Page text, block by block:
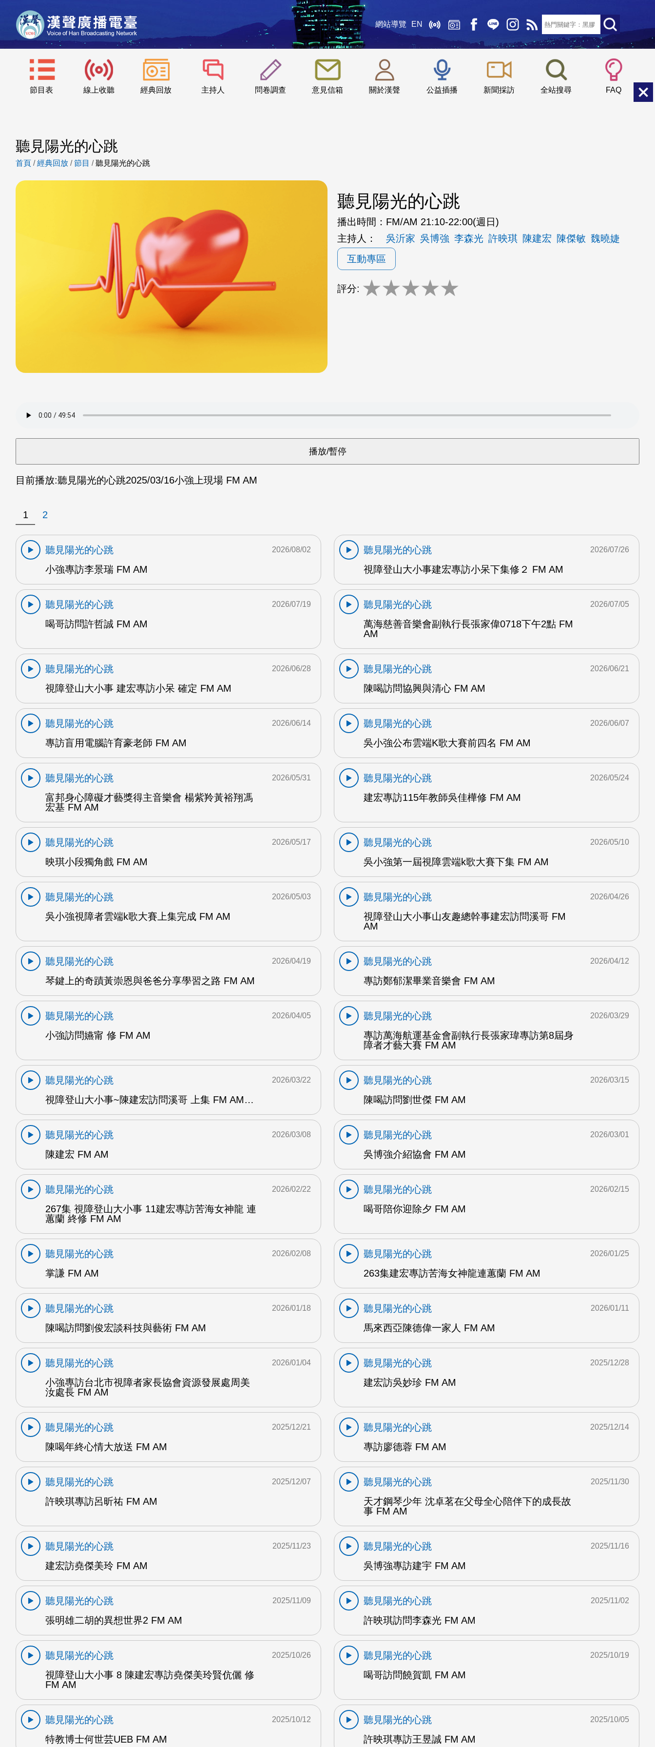
網站導覽 EN
節目表 線上收聽 經典回放 主持人 問卷調查 意見信箱 關於漢聲 公益插播 新聞採訪 全站搜尋 FAQ
::: 小 中
聽見陽光的心跳
首頁 /經典回放 /節目 /聽見陽光的心跳
聽見陽光的心跳
播出時間： FM/AM 21:10-22:00(週日)
主持人：
吳沂家 吳博強 李森光 許映琪 陳建宏 陳傑敏 魏曉婕
互動專區
評分: ★★★★★
目前播放:聽見陽光的心跳2025/03/16小強上現場 FM AM
1 2
聽見陽光的心跳
小強專訪李景瑞 FM AM
2026/08/02
聽見陽光的心跳
視障登山大小事建宏專訪小呆下集修２ FM AM
2026/07/26
聽見陽光的心跳
喝哥訪問許哲誠 FM AM
2026/07/19
聽見陽光的心跳
萬海慈善音樂會副執行長張家偉0718下午2點 FM
AM
2026/07/05
聽見陽光的心跳
視障登山大小事 建宏專訪小呆 確定 FM AM
2026/06/28
聽見陽光的心跳
陳喝訪問協興與清心 FM AM
2026/06/21
聽見陽光的心跳
專訪盲用電腦許育豪老師 FM AM
2026/06/14
聽見陽光的心跳
吳小強公布雲端K歌大賽前四名 FM AM
2026/06/07
聽見陽光的心跳
富邦身心障礙才藝獎得主音樂會 楊紫羚黃裕翔馮
宏基 FM AM
2026/05/31
聽見陽光的心跳
建宏專訪115年教師吳佳樺修 FM AM
2026/05/24
聽見陽光的心跳
映琪小段獨角戲 FM AM
2026/05/17
聽見陽光的心跳
吳小強第一屆視障雲端k歌大賽下集 FM AM
2026/05/10
聽見陽光的心跳
吳小強視障者雲端k歌大賽上集完成 FM AM
2026/05/03
聽見陽光的心跳
視障登山大小事山友趣總幹事建宏訪問溪哥 FM
AM
2026/04/26
聽見陽光的心跳
琴鍵上的奇蹟黃崇恩與爸爸分享學習之路 FM AM
2026/04/19
聽見陽光的心跳
專訪鄭郁潔畢業音樂會 FM AM
2026/04/12
聽見陽光的心跳
小強訪問嬿甯 修 FM AM
2026/04/05
聽見陽光的心跳
專訪萬海航運基金會副執行長張家瑋專訪第8屆身
障者才藝大賽 FM AM
2026/03/29
聽見陽光的心跳
視障登山大小事~陳建宏訪問溪哥 上集 FM AM…
2026/03/22
聽見陽光的心跳
陳喝訪問劉世傑 FM AM
2026/03/15
聽見陽光的心跳
陳建宏 FM AM
2026/03/08
聽見陽光的心跳
吳博強介紹協會 FM AM
2026/03/01
聽見陽光的心跳
267集 視障登山大小事 11建宏專訪苦海女神龍 連
蕙蘭 終修 FM AM
2026/02/22
聽見陽光的心跳
喝哥陪你迎除夕 FM AM
2026/02/15
聽見陽光的心跳
掌謙 FM AM
2026/02/08
聽見陽光的心跳
263集建宏專訪苦海女神龍連蕙蘭 FM AM
2026/01/25
聽見陽光的心跳
陳喝訪問劉俊宏談科技與藝術 FM AM
2026/01/18
聽見陽光的心跳
馬來西亞陳德偉一家人 FM AM
2026/01/11
聽見陽光的心跳
小強專訪台北市視障者家長協會資源發展處周美
汝處長 FM AM
2026/01/04
聽見陽光的心跳
建宏訪吳妙珍 FM AM
2025/12/28
聽見陽光的心跳
陳喝年終心情大放送 FM AM
2025/12/21
聽見陽光的心跳
專訪廖德蓉 FM AM
2025/12/14
聽見陽光的心跳
許映琪專訪呂昕祐 FM AM
2025/12/07
聽見陽光的心跳
天才鋼琴少年 沈卓茗在父母全心陪伴下的成長故
事 FM AM
2025/11/30
聽見陽光的心跳
建宏訪堯傑美玲 FM AM
2025/11/23
聽見陽光的心跳
吳博強專訪建宇 FM AM
2025/11/16
聽見陽光的心跳
張明雄二胡的異想世界2 FM AM
2025/11/09
聽見陽光的心跳
許映琪訪問李森光 FM AM
2025/11/02
聽見陽光的心跳
視障登山大小事 8 陳建宏專訪堯傑美玲賢伉儷 修
FM AM
2025/10/26
聽見陽光的心跳
喝哥訪問饒賀凱 FM AM
2025/10/19
聽見陽光的心跳
特教博士何世芸UEB FM AM
2025/10/12
聽見陽光的心跳
許映琪專訪王昱誠 FM AM
2025/10/05